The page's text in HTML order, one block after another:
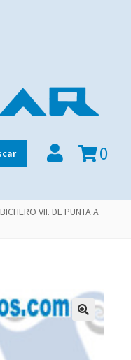
0
VII. DE PUNTA A